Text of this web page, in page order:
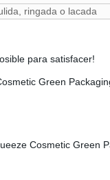
ringada o lacada
para satisfacer!